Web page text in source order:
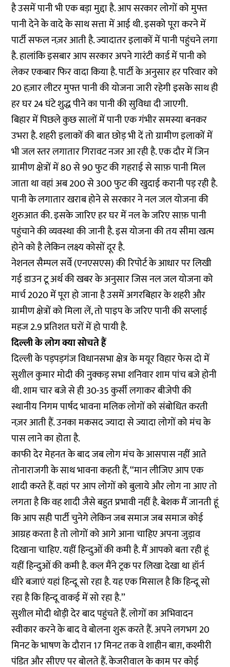
है उसमें पानी भी एक बड़ा मुद्दा है. आप सरकार लोगों को मुफ्त
पानी देने के वादे के साथ सत्ता में आई थी. इसको पूरा करने में
पार्टी सफल नज़र आती है. ज्यादातर इलाकों में पानी पहुंचने लगा
है. हालांकि इसबार आप सरकार अपने गारंटी कार्ड में पानी को
लेकर एकबार फिर वादा किया है. पार्टी के अनुसार हर परिवार को
20 हज़ार लीटर मुफ्त पानी की योजना जारी रहेगी इसके साथ ही
हर घर 24 घंटे शुद्ध पीने का पानी की सुविधा दी जाएगी.
बिहार में पिछले कुछ सालों में पानी एक गंभीर समस्या बनकर
उभरा है. शहरी इलाकों की बात छोड़ भी दें तो ग्रामीण इलाकों में
भी जल स्तर लगातार गिरावट नजर आ रही है. एक दौर में जिन
ग्रामीण क्षेत्रों में 80 से 90 फुट की गहराई से साफ़ पानी मिल
जाता था वहां अब 200 से 300 फुट की खुदाई करानी पड़ रही है.
पानी के लगातार खराब होने से सरकार ने नल जल योजना की
शुरुआत की. इसके जारिए हर घर में नल के जरिए साफ़ पानी
पहुंचाने की व्यवस्था की जानी है. इस योजना की तय सीमा खत्म
होने को है लेकिन लक्ष्य कोसों दूर है.
नेशनल सैम्पल सर्वे (एनएसएस) की रिपोर्ट के आधार पर लिखी
गई डाउन टू अर्थ की खबर के अनुसार जिस नल जल योजना को
मार्च 2020 में पूरा हो जाना है उसमें अगरबिहार के शहरी और
ग्रामीण क्षेत्रों को मिला लें, तो पाइप के जरिए पानी की सप्लाई
महज 2.9 प्रतिशत घरों में हो पायी है.
दिल्ली के लोग क्या सोचते हैं
दिल्ली के पड़पड़गंज विधानसभा क्षेत्र के मयूर विहार फेस दो में
सुशील कुमार मोदी की नुक्कड़ सभा शनिवार शाम पांच बजे होनी
थी. शाम चार बजे से ही 30-35 कुर्सी लगाकर बीजेपी की
स्थानीय निगम पार्षद भावना मलिक लोगों को संबोधित करती
नज़र आती हैं. उनका मकसद ज्यादा से ज्यादा लोगों को मंच के
पास लाने का होता है.
काफी देर मेहनत के बाद जब लोग मंच के आसपास नहीं आते
तोनाराजगी के साथ भावना कहती हैं, ‘‘मान लीजिए आप एक
शादी करते हैं. वहां पर आप लोगों को बुलाये और लोग ना आए तो
लगता है कि वह शादी जैसे बहुत प्रभावी नहीं है. बेशक मैं जानती हूं
कि आप सही पार्टी चुनेगे लेकिन जब समाज जब समाज कोई
आग्रह करता है तो लोगों को आगे आना चाहिए अपना जुड़ाव
दिखाना चाहिए. यहीं हिन्दुओं की कमी है. मैं आपको बता रही हूं
यहीं हिन्दुओं की कमी है. कल मैंने ट्रक पर लिखा देखा था हॉर्न
धीरे बजाएं यहां हिन्दू सो रहा है. यह एक मिसाल है कि हिन्दू सो
रहा है कि हिन्दू वाकई में सो रहा है.’’
सुशील मोदी थोड़ी देर बाद पहुंचते हैं. लोगों का अभिवादन
स्वीकार करने के बाद वे बोलना शुरू करते हैं. अपने लगभग 20
मिनट के भाषण के दौरान 17 मिनट तक वे शाहीन बाग़, कश्मीरी
पंडित और सीएए पर बोलते हैं. केजरीवाल के काम पर कोई